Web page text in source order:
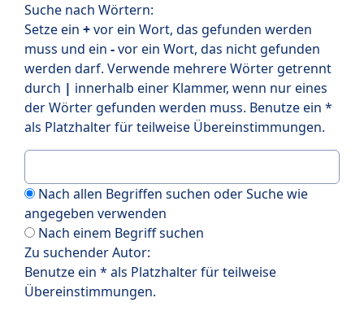
Suche nach Wörtern:
Setze ein +vor ein Wort, das gefunden werden
muss und ein -vor ein Wort, das nicht gefunden
werden darf. Verwende mehrere Wörter getrennt
durch | innerhalb einer Klammer, wenn nur eines
der Wörter gefunden werden muss. Benutze ein *
als Platzhalter für teilweise Übereinstimmungen.
Nach allen Begriffen suchen oder Suche wie
angegeben verwenden
Nach einem Begriff suchen
Zu suchender Autor:
Benutze ein * als Platzhalter für teilweise
Übereinstimmungen.